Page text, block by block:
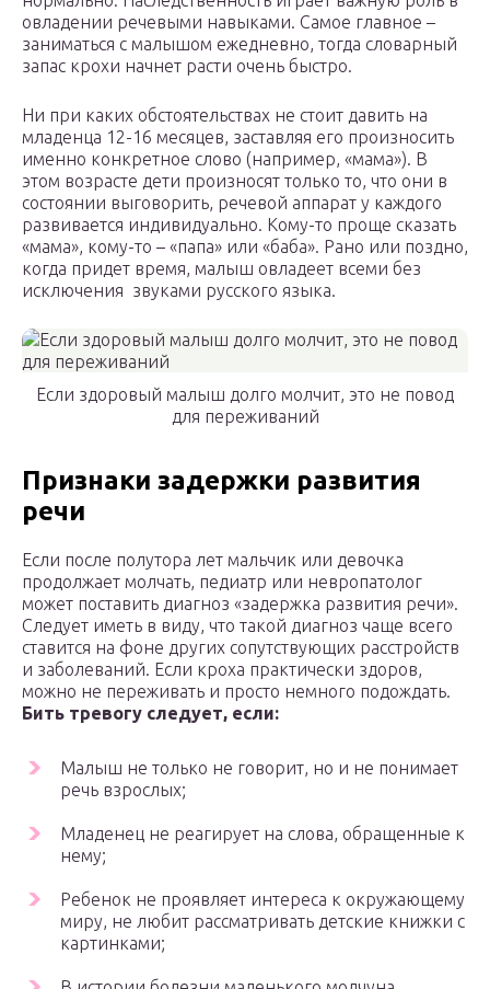
овладении речевыми навыками. Самое главное –
заниматься с малышом ежедневно, тогда словарный
запас крохи начнет расти очень быстро.
Ни при каких обстоятельствах не стоит давить на
младенца 12-16 месяцев, заставляя его произносить
именно конкретное слово (например, «мама»). В
этом возрасте дети произносят только то, что они в
состоянии выговорить, речевой аппарат у каждого
развивается индивидуально. Кому-то проще сказать
«мама», кому-то – «папа» или «баба». Рано или поздно,
когда придет время, малыш овладеет всеми без
исключения звуками русского языка.
Если здоровый малыш долго молчит, это не повод
для переживаний
Признаки задержки развития
речи
Если после полутора лет мальчик или девочка
продолжает молчать, педиатр или невропатолог
может поставить диагноз «задержка развития речи».
Следует иметь в виду, что такой диагноз чаще всего
ставится на фоне других сопутствующих расстройств
и заболеваний. Если кроха практически здоров,
можно не переживать и просто немного подождать.
Бить тревогу следует, если:
Малыш не только не говорит, но и не понимает
речь взрослых;
Младенец не реагирует на слова, обращенные к
нему;
Ребенок не проявляет интереса к окружающему
миру, не любит рассматривать детские книжки с
картинками;